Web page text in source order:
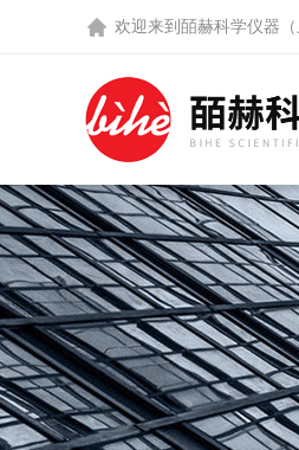
欢迎来到 皕赫科学仪器